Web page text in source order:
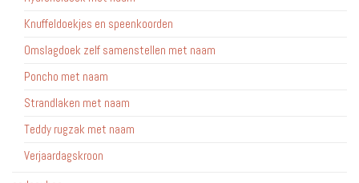
Knuffeldoekjes en speenkoorden
Omslagdoek zelf samenstellen met naam
Poncho met naam
Strandlaken met naam
Teddy rugzak met naam
Verjaardagskroon